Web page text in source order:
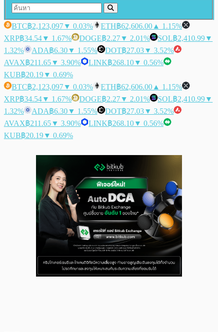
BTC฿2,123,097▼ 0.03% ETH฿62,606.00 ▲ 1.15%
XRP฿34.54▼ 1.67% DOGE฿2.27▼ 2.01% SOL฿2,410.99▼
1.32%
ADA฿6.30▼ 1.55% DOT฿27.03▼ 3.52%
AVAX฿211.65▼ 3.90% LINK฿268.10▼ 0.56%
KUB฿20.19▼ 0.69%
BTC฿2,123,097▼ 0.03% ETH฿62,606.00 ▲ 1.15%
XRP฿34.54▼ 1.67% DOGE฿2.27▼ 2.01% SOL฿2,410.99▼
1.32%
ADA฿6.30▼ 1.55% DOT฿27.03▼ 3.52%
AVAX฿211.65▼ 3.90% LINK฿268.10▼ 0.56%
KUB฿20.19▼ 0.69%